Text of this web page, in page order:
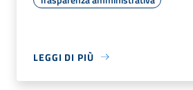
LEGGI DI PIÙ